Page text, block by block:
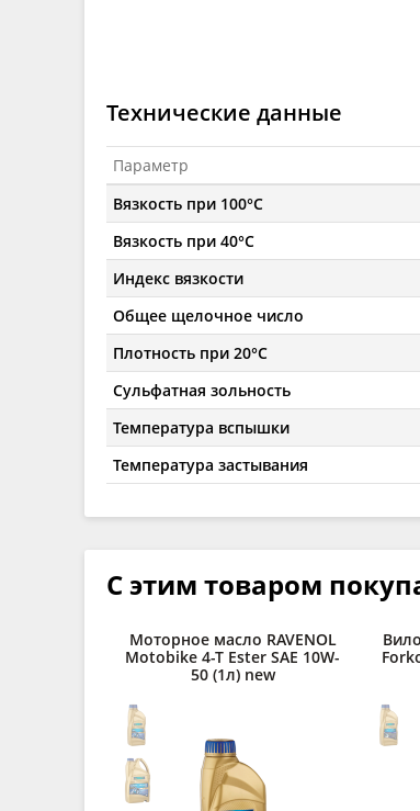
Технические данные
Параметр
Вязкость при 100°C
Вязкость при 40°C
Индекс вязкости
Общее щелочное число
Плотность при 20°C
Сульфатная зольность
Температура вспышки
Температура застывания
С этим товаром
Моторное масло RAVENOL
Motobike 4-T Ester SAE 10W-
50 (1л) new